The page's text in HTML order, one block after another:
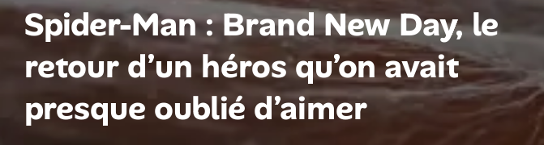
Spider-Man : Brand New Day, le
retour d’un héros qu’on avait
presque oublié d’aimer